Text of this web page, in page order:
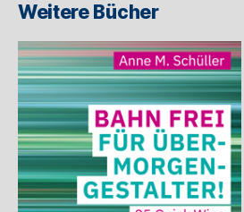
Weitere Bücher